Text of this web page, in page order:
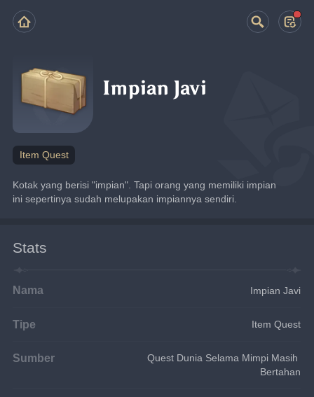
Impian Javi
Item Quest
Kotak yang berisi "impian". Tapi orang yang memiliki impian
ini sepertinya sudah melupakan impiannya sendiri.
Stats
Nama Impian Javi
Tipe Item Quest
Sumber
Quest Dunia Selama Mimpi Masih
Bertahan